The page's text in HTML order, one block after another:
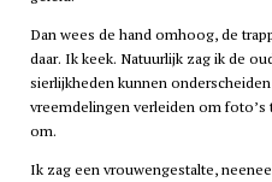
Dan wees de hand omhoog, de
daar. Ik keek. Natuurlijk zag ik de
sierlijkheden kunnen
vreemdelingen verleiden om foto’s
om.
Ik zag een vrouwengestalte,